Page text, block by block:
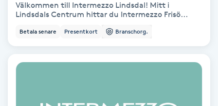
BIAB
Bottenfärg
Välkommen till Intermezzo Lindsdal! Mitt i
Lindsdals Centrum hittar du Intermezzo Frisö...
Betala senare Presentkort Branschorg.